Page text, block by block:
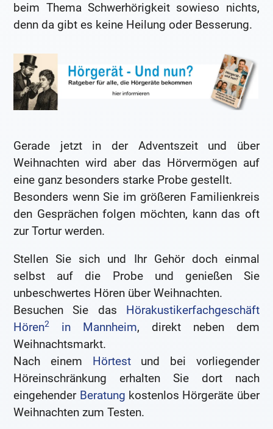
beim Thema Schwerhörigkeit sowieso nichts,
denn da gibt es keine Heilung oder Besserung.
Gerade jetzt in der Adventszeit und über
Weihnachten wird aber das Hörvermögen auf
eine ganz besonders starke Probe gestellt.
Besonders wenn Sie im größeren Familienkreis
den Gesprächen folgen möchten, kann das oft
zur Tortur werden.
Stellen Sie sich und Ihr Gehör doch einmal
selbst auf die Probe und genießen Sie
unbeschwertes Hören über Weihnachten.
Besuchen Sie das Hörakustikerfachgeschäft
Hören2 in Mannheim, direkt neben dem
Weihnachtsmarkt.
Nach einem Hörtestund bei vorliegender
Höreinschränkung erhalten Sie dort nach
eingehender Beratung kostenlos Hörgeräte über
Weihnachten zum Testen.